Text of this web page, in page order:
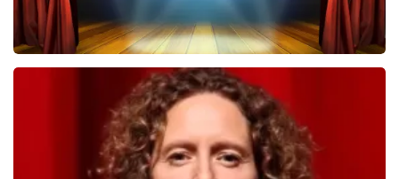
40 45 De Musical
laatste 30 minuten
BESTEL NU